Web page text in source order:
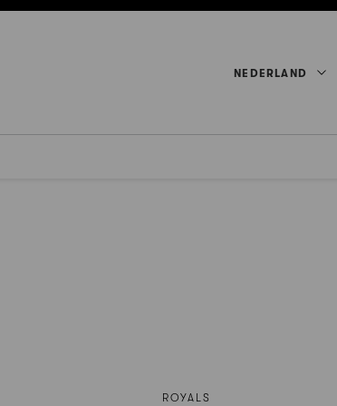
NEDERLAND
ROYALS